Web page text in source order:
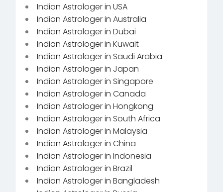
Indian Astrologer in USA
Indian Astrologer in Australia
Indian Astrologer in Dubai
Indian Astrologer in Kuwait
Indian Astrologer in Saudi Arabia
Indian Astrologer in Japan
Indian Astrologer in Singapore
Indian Astrologer in Canada
Indian Astrologer in Hongkong
Indian Astrologer in South Africa
Indian Astrologer in Malaysia
Indian Astrologer in China
Indian Astrologer in Indonesia
Indian Astrologer in Brazil
Indian Astrologer in Bangladesh